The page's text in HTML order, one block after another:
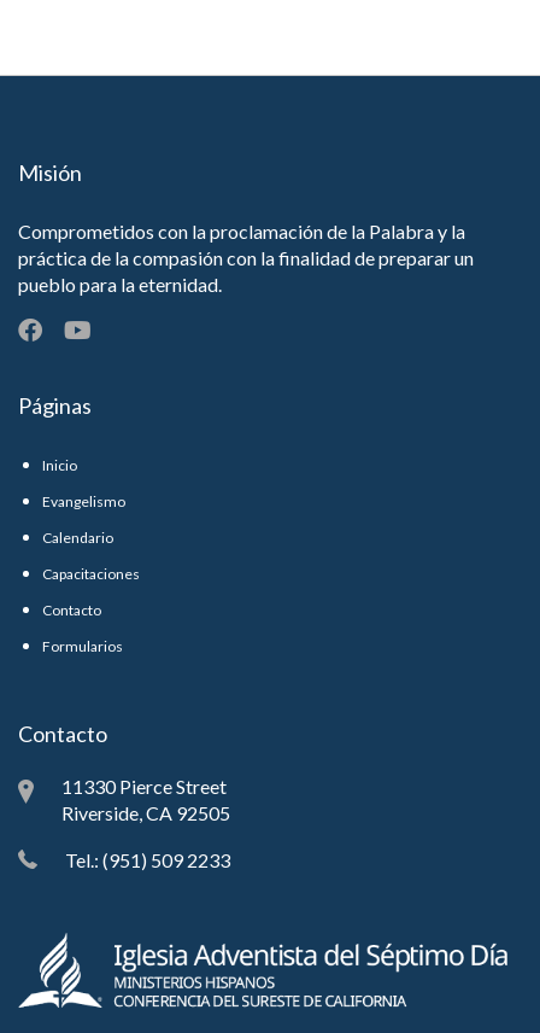
Misión
Comprometidos con la proclamación de la Palabra y la
práctica de la compasión con la finalidad de preparar un
pueblo para la eternidad.
Páginas
Inicio
Evangelismo
Calendario
Capacitaciones
Contacto
Formularios
Contacto
11330 Pierce Street
Riverside, CA 92505
Tel.: (951) 509 2233